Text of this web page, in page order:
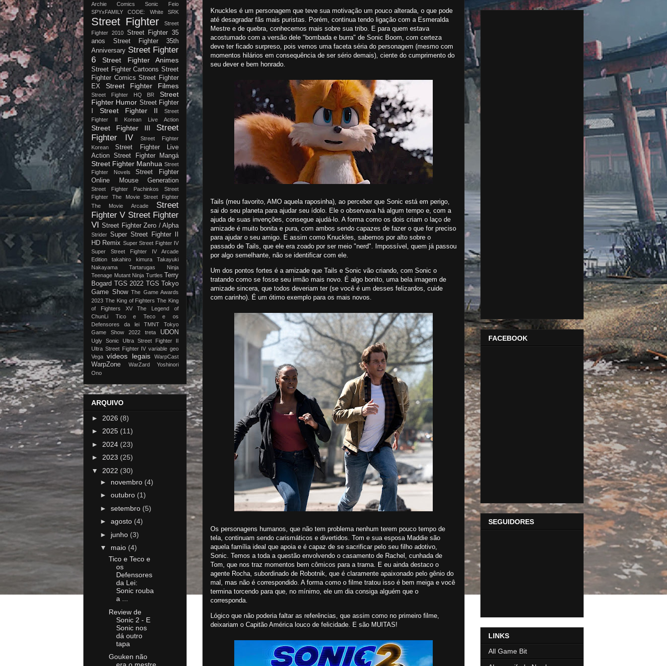
Knuckles é um personagem que teve sua motivação um pouco alterada, o que pode
até desagradar fãs mais puristas. Porém, continua tendo ligação com a Esmeralda
Mestre e de quebra, conhecemos mais sobre sua tribo. E para quem estava
acostumado com a versão dele "bombada e burra" de Sonic Boom, com certeza
deve ter ficado surpreso, pois vemos uma faceta séria do personagem (mesmo com
momentos hilários em consequência de ser sério demais), ciente do cumprimento do
seu dever e bem honrado.
Tails (meu favorito, AMO aquela raposinha), ao perceber que Sonic está em perigo,
sai do seu planeta para ajudar seu ídolo. Ele o observava há algum tempo e, com a
ajuda de suas invenções, consegue ajudá-lo. A forma como os dois criam o laço de
amizade é muito bonita e pura, com ambos sendo capazes de fazer o que for preciso
para ajudar o seu amigo. E assim como Knuckles, sabemos por alto sobre o
passado de Tails, que ele era zoado por ser meio "nerd". Impossível, quem já passou
por algo semelhante, não se identificar com ele.
Um dos pontos fortes é a amizade que Tails e Sonic vão criando, com Sonic o
tratando como se fosse seu irmão mais novo. É algo bonito, uma bela imagem de
amizade sincera, que todos deveriam ter (se você é um desses felizardos, cuide
com carinho). É um ótimo exemplo para os mais novos.
Os personagens humanos, que não tem problema nenhum terem pouco tempo de
tela, continuam sendo carismáticos e divertidos. Tom e sua esposa Maddie são
aquela família ideal que apoia e é capaz de se sacrificar pelo seu filho adotivo,
Sonic. Temos a toda a questão envolvendo o casamento de Rachel, cunhada de
Tom, que nos traz momentos bem cômicos para a trama. E eu ainda destaco o
agente Rocha, subordinado de Robotnik, que é claramente apaixonado pelo gênio do
mal, mas não é correspondido. A forma como o filme tratou isso é bem meiga e você
termina torcendo para que, no mínimo, ele um dia consiga alguém que o
corresponda.
Lógico que não poderia faltar as referências, que assim como no primeiro filme,
deixariam o Capitão América louco de felicidade. E são MUITAS!
Archie Comics
Sonic Feio
SPYxFAMILY CODE: White
SRK
Street Fighter
Street
Fighter 2010
Street Fighter 35
anos
Street Fighter 35th
Anniversary Street Fighter
6
Street Fighter Animes
Street Fighter Cartoons Street
Fighter Comics Street Fighter
EX
Street Fighter Filmes
Street Fighter HQ BR
Street
Fighter Humor Street Fighter
Street Fighter II
Street
Fighter II Korean Live Action
Street Fighter III
Street
Fighter IV
Street Fighter
Korean
Street Fighter Live
Action Street Fighter Mangá
Street Fighter Manhua Street
Fighter Novels
Street Fighter
Online Mouse Generation
Street Fighter Pachinkos
Street
Fighter The Movie
Street Fighter
The Movie Arcade
Street
Fighter V Street Fighter
VI Street Fighter Zero / Alpha
Strider Super Street Fighter II
HD Remix Super Street Fighter IV
Super Street Fighter IV Arcade
Edition
takahiro kimura
Takayuki
Nakayama
Tartarugas Ninja
Teenage Mutant Ninja Turtles Terry
Bogard TGS 2022 TGS Tokyo
Game Show The Game Awards
2023 The King of Fighters The King
of Fighters XV
The Legend of
ChunLi
Tico e Teco e os
Defensores da lei
TMNT
Tokyo
Game Show 2022
treta UDON
Ugly Sonic
Ultra Street Fighter II
Ultra Street Fighter IV variable geo
Vega
vídeos legais WarpCast
WarpZone WarZard
Yoshinori
Ono
ARQUIVO
► 2026 (8)
► 2025 (11)
► 2024 (23)
► 2023 (25)
▼ 2022 (30)
► novembro (4)
► outubro (1)
► setembro (5)
► agosto (4)
► junho (3)
▼ maio (4)
Tico e Teco e
os
Defensores
da Lei:
Sonic rouba
a ...
Review de
Sonic 2 - E
Sonic nos
dá outro
tapa
Gouken não
FACEBOOK
SEGUIDORES
LINKS
All Game Bit